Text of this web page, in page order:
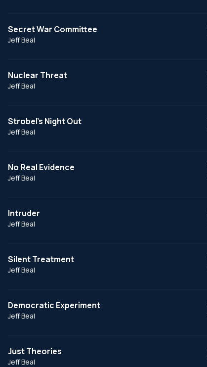
Secret War Committee
Jeff Beal
Nuclear Threat
Jeff Beal
Strobel's Night Out
Jeff Beal
No Real Evidence
Jeff Beal
Intruder
Jeff Beal
Silent Treatment
Jeff Beal
Democratic Experiment
Jeff Beal
Just Theories
Jeff Beal